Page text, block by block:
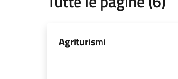
Agriturismi